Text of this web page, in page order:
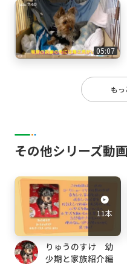
05:07
もっ
その他シリーズ動画
11本
りゅうのすけ 幼
少期と家族紹介編